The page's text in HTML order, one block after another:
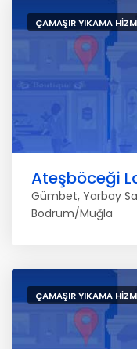
ÇAMAŞIR YIKAMA
Ateşböceği
Gümbet, Yarbay
Bodrum/Muğla
ÇAMAŞIR YIKAMA